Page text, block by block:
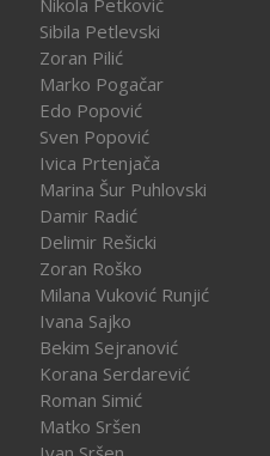
Sibila Petlevski
Zoran Pilić
Marko Pogačar
Edo Popović
Sven Popović
Ivica Prtenjača
Marina Šur Puhlovski
Damir Radić
Delimir Rešicki
Zoran Roško
Milana Vuković Runjić
Ivana Sajko
Bekim Sejranović
Korana Serdarević
Roman Simić
Matko Sršen